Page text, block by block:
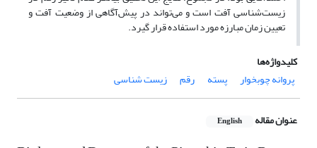
زیست‌شناسی آفت است و می‌تواند در پیش‌آگاهی از وضعیت آفت و
تعیین زمان مبارزه مورد استفاده قرار گیرد.
کلیدواژه‌ها
پروانه چوبخوار
پسته رقم زیست شناسی
عنوان مقاله English